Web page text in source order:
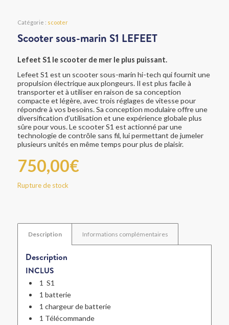
Scooter sous-marin S1 LEFEET
750,00€
Lefeet S1 le scooter de mer le plus puissant.
Lefeet S1 est un scooter sous-marin hi-tech qui fournit une
propulsion électrique aux plongeurs. Il est plus facile à
transporter et à utiliser en raison de sa conception
compacte et légère, avec trois réglages de vitesse pour
répondre à vos besoins. Sa conception modulaire offre une
diversification d’utilisation et une expérience globale plus
sûre pour vous. Le scooter S1 est actionné par une
technologie de contrôle sans fil, lui permettant de jumeler
plusieurs unités en même temps pour plus de plaisir.
Rupture de stock
Catégorie : scooter
Description Informations complémentaires
Description
INCLUS
1 S1
1 batterie
1 chargeur de batterie
1 Télécommande